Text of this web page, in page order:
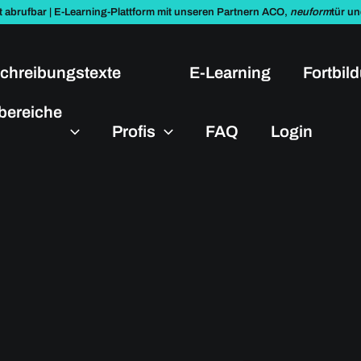
abrufbar | E-Learning-Plattform mit unseren Partnern ACO, neuformtür
E-Learning
Profis
FAQ Login